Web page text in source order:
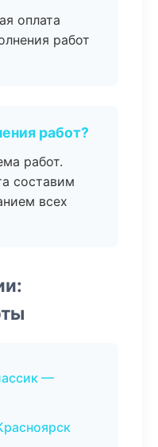
оплата
работ
работ?
работ.
составим
всех
—